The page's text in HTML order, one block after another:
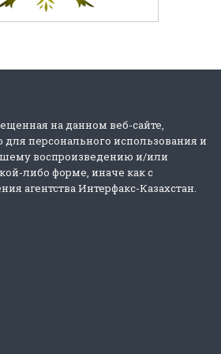
на данном веб-сайте,
для персонального использования и
воспроизведению и/или
либо форме, иначе как с
агентства Интерфакс-Казахстан.